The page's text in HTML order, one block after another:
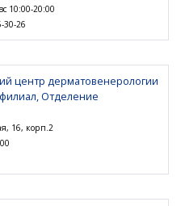
10:00-20:00
30-26
центр дерматовенерологии
Отделение
16, корп.2